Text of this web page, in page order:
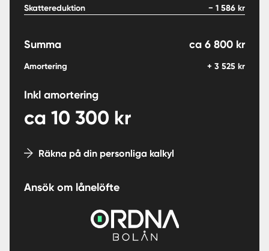
Skattereduktion − 1 586 kr
Summa ca 6 800 kr
Amortering + 3 525 kr
Inkl amortering
ca 10 300 kr
Räkna på din personliga kalkyl
Ansök om lånelöfte